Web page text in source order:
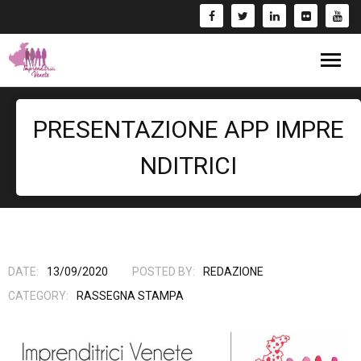
- Corsi/Webinar
Rassegna Stampa
Fai una Donazione e entra nel Circuito GIV!
PRESENTAZIONE APP IMPRE
NDITRICI
DATE: 13/09/2020 POSTED BY:
REDAZIONE
CATEGORY:
RASSEGNA STAMPA